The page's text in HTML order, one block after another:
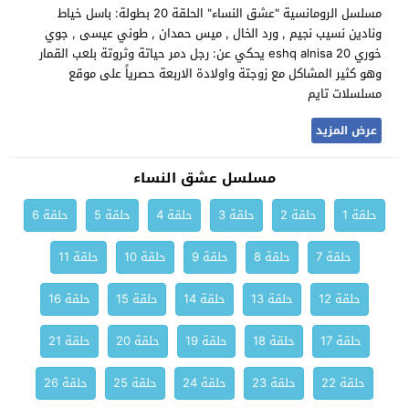
مسلسل الرومانسية "عشق النساء" الحلقة 20 بطولة: باسل خياط
ونادين نسيب نجيم , ورد الخال , ميس حمدان , طوني عيسى , جوي
خوري eshq alnisa 20 يحكي عن: رجل دمر حياتة وثروتة بلعب القمار
وهو كثير المشاكل مع زوجتة واولادة الاربعة حصرياً على موقع
مسلسلات تايم
عرض المزيد
مسلسل عشق النساء
حلقة 1 حلقة 2 حلقة 3 حلقة 4 حلقة 5
حلقة 6
حلقة 7
حلقة 8 حلقة 9 حلقة 10
حلقة 11
حلقة 12
حلقة 13 حلقة 14 حلقة 15
حلقة 16
حلقة 17
حلقة 18 حلقة 19 حلقة 20
حلقة 21
حلقة 22
حلقة 23 حلقة 24 حلقة 25
حلقة 26